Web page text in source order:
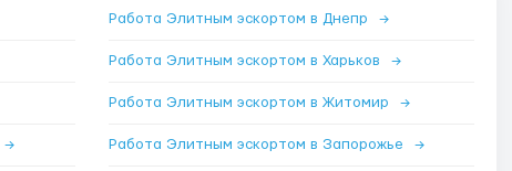
Работа Элитным эскортом в Днепр →
Работа Элитным эскортом в Харьков →
Работа Элитным эскортом в Житомир →
→ Работа Элитным эскортом в Запорожье →